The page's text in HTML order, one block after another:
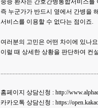
중증 환자는 간호간병통합서비스
즉 누군가가 반드시 옆에서 간병을
서비스를 이용할 수 없다는 점이죠.
여러분의 고민은 어떤 차이에 있나
이럴 때 상세한 상황을 판단하여 컨
홈페이지 상담신청 : http://
카카오톡 상담신청 : https://